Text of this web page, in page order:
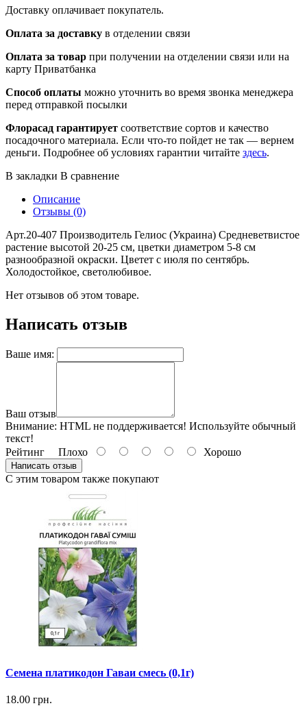
Доставку оплачивает покупатель.
Оплата за доставку в отделении связи
Оплата за товар при получении на отделении связи или на
карту Приватбанка
Способ оплаты можно уточнить во время звонка менеджера
перед отправкой посылки
Флорасад гарантирует соответствие сортов и качество
посадочного материала. Если что-то пойдет не так — вернем
деньги. Подробнее об условиях гарантии читайте здесь.
В закладки В сравнение
Описание
Отзывы (0)
Арт.20-407 Производитель Гелиос (Украина) Средневетвистое
растение высотой 20-25 см, цветки диаметром 5-8 см
разнообразной окраски. Цветет с июля по сентябрь.
Холодостойкое, светолюбивое.
Нет отзывов об этом товаре.
Написать отзыв
Ваше имя:
Ваш отзыв
Внимание: HTML не поддерживается! Используйте обычный
текст!
Рейтинг Плохо Хорошо
Написать отзыв
С этим товаром также покупают
Семена платикодон Гаваи смесь (0,1г)
18.00 грн.